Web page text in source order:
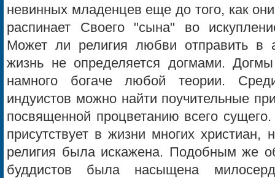
невинных младенцев еще до того, как
распинает Своего "сына" во
Может ли религия любви отправить в
жизнь не определяется догмами.
намного богаче любой теории.
индуистов можно найти поучительные
посвященной процветанию всего
присутствует в жизни многих христиан,
религия была искажена. Подобным же
буддистов была насыщена